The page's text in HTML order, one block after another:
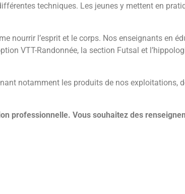
techniques. Les jeunes y mettent en
nourrir l’esprit et le corps. Nos enseignants en
VTT-Randonnée, la section Futsal et
notamment les produits de nos exploitations,
professionnelle. Vous souhaitez des